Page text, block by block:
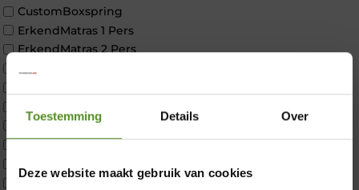
Toestemming Details Over
Deze website maakt gebruik van cookies
CustomBoxspring
ErkendMatras 1 Pers
ErkendMatras 2 Pers
p350 1 Pers
p350 2 Pers